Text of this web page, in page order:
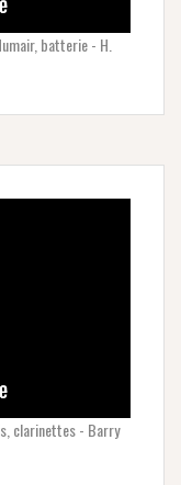
batterie - H.
clarinettes - Barry